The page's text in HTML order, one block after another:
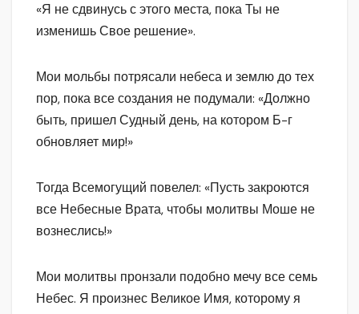
«Я не сдвинусь с этого места, пока Ты не
изменишь Свое решение».
Мои мольбы потрясали небеса и землю до тех
пор, пока все создания не подумали: «Должно
быть, пришел Судный день, на котором Б-г
обновляет мир!»
Тогда Всемогущий повелел: «Пусть закроются
все Небесные Врата, чтобы молитвы Моше не
вознеслись!»
Мои молитвы пронзали подобно мечу все семь
Небес. Я произнес Великое Имя, которому я